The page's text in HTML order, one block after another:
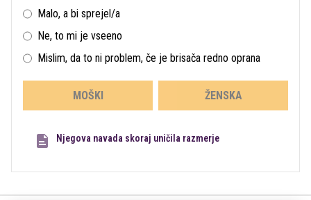
Malo, a bi sprejel/a
Ne, to mi je vseeno
Mislim, da to ni problem, če je brisača redno oprana
MOŠKI ŽENSKA
Njegova navada skoraj uničila razmerje